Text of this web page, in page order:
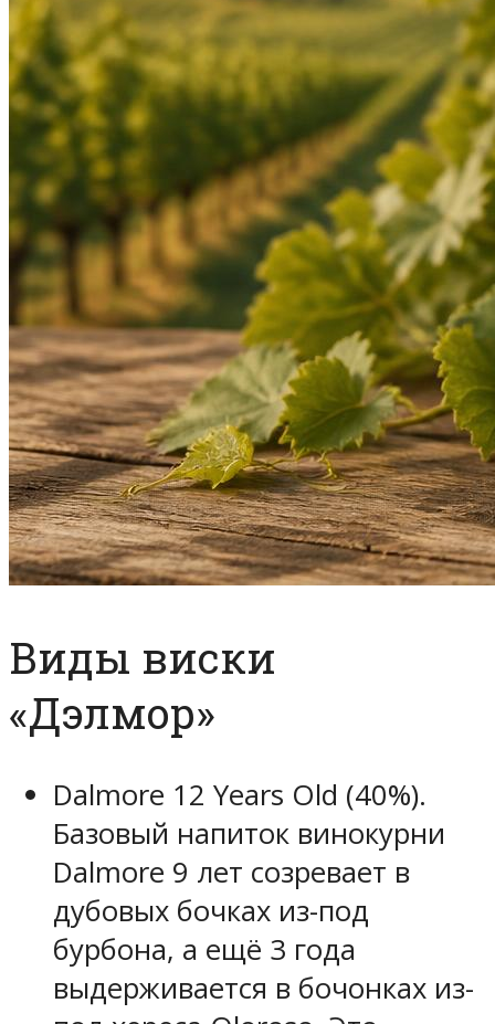
Виды виски
«Дэлмор»
Dalmore 12 Years Old (40%).
Базовый напиток винокурни
Dalmore 9 лет созревает в
дубовых бочках из-под
бурбона, а ещё 3 года
выдерживается в бочонках из-